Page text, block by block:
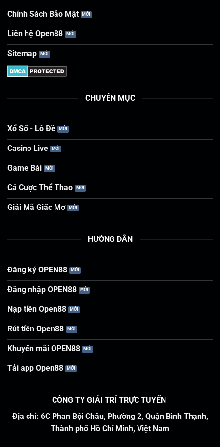
Chính Sách Bảo Mật
Liên hệ Open88
Sitemap
CHUYÊN MỤC
Xổ Số - Lô Đề
Casino Live
Game Bài
Cá Cược Thể Thao
Giải Mã Giấc Mơ
HƯỚNG DẪN
Đăng ký OPEN88
Đăng nhập OPEN88
Nạp tiền Open88
Rút tiền Open88
Khuyến mãi OPEN88
Tải app Open88
CÔNG TY GIẢI TRÍ TRỰC TUYẾN
Địa chỉ: 6C Phan Bội Châu, Phường 2, Quận Bình Thạnh,
Thành phố Hồ Chí Minh, Việt Nam